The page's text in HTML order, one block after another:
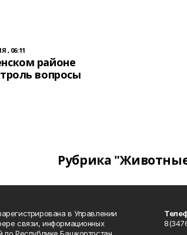
, 06:11
районе
вопросы
Рубрика
в Управлении
связи, информационных